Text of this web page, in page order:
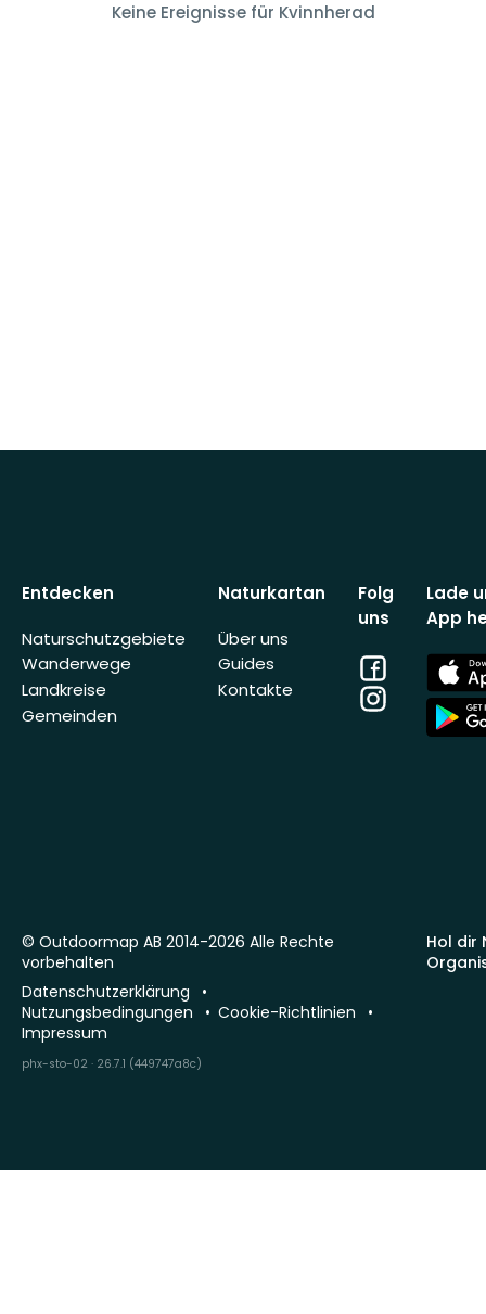
Keine Ereignisse für Kvinnherad
Entdecken
Naturschutzgebiete
Wanderwege
Landkreise
Gemeinden
Naturkartan
Über uns
Guides
Kontakte
Folg
uns
Facebook
Instagram
Lade
App
App
Store
App
Store
Hol dir
© Outdoormap AB 2014-2026 Alle Rechte
vorbehalten
Datenschutzerklärung
Nutzungsbedingungen
Cookie-Richtlinien
Impressum
phx-sto-02 · 26.7.1 (449747a8c)